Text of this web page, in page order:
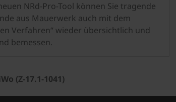
NRd-Pro-Tool können Sie tragende
aus Mauerwerk auch mit dem
Verfahren“ wieder übersichtlich und
bemessen.
(Z-17.1-1041)